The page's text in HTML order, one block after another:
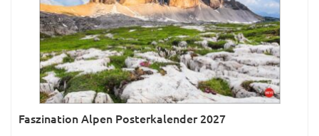
Faszination Alpen Posterkalender 2027